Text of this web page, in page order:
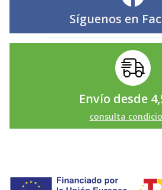
Síguenos en
Envío desde
consulta